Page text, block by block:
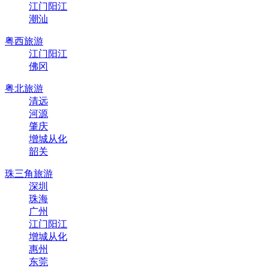
江门阳江
潮汕
粤西旅游
江门阳江
佛冈
粤北旅游
清远
河源
肇庆
增城从化
韶关
珠三角旅游
深圳
珠海
广州
江门阳江
增城从化
惠州
东莞